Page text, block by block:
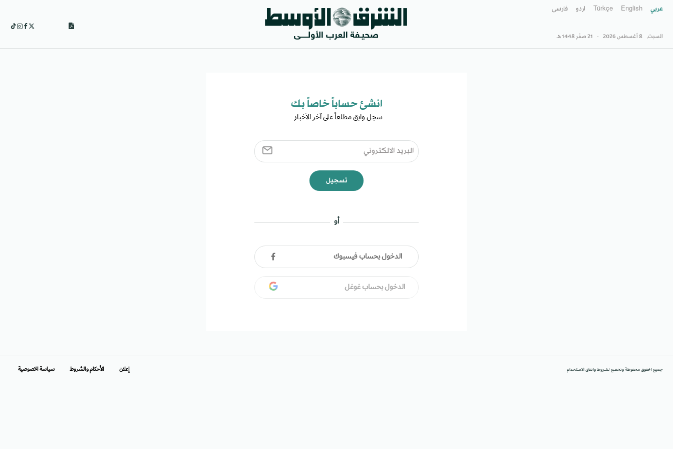
عربي English
Türkçe اردو فارسى
السبت, 8 أغسطس 2026 - 21 صفَر 1448 هـ
انشئ حساباً خاصاً بك​
سجل وابق مطلعاً على آخر الأخبار ​
تسجيل
أو
الدخول بحساب فيسبوك
الدخول بحساب غوغل
جميع الحقوق محفوظة وتخضع لشروط واتفاق الاستخدام إعلان الأحكام والشروط سياسة الخصوصية